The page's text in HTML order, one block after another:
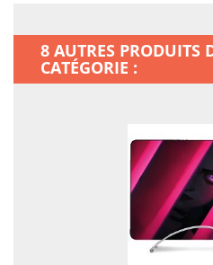
8 AUTRES PRODUITS
CATÉGORIE :